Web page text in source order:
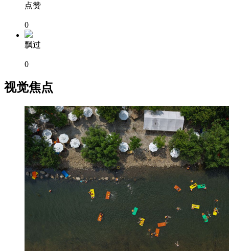
点赞
0
飘过
0
视觉焦点